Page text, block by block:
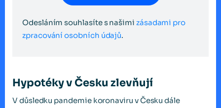
Odesláním souhlasíte s našimi zásadami pro
zpracování osobních údajů.
Hypotéky v Česku zlevňují
V důsledku pandemie koronaviru v Česku dále